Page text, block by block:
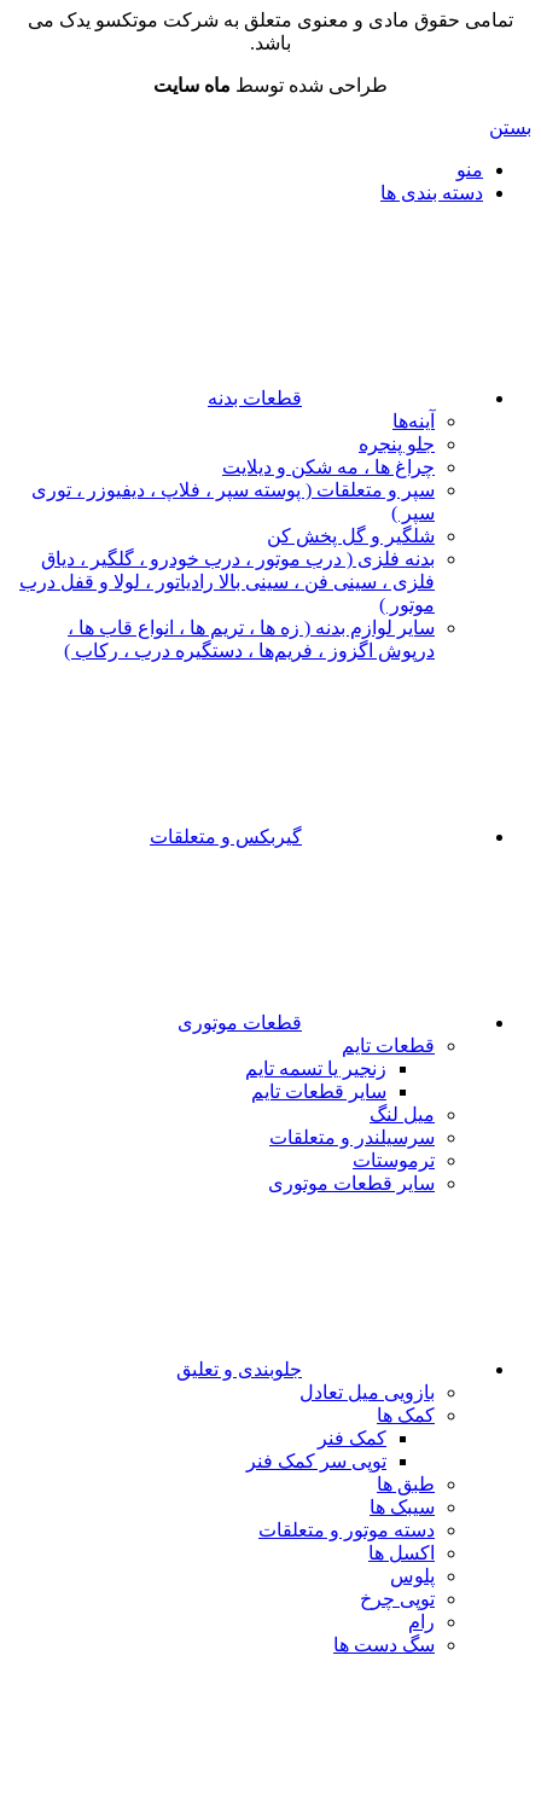
تمامی حقوق مادی و معنوی متعلق به شرکت موتکسو یدک می
باشد.
طراحی شده توسط ماه سایت
بستن
منو
دسته بندی ها
قطعات بدنه
آینه‌ها
جلو پنجره
چراغ‌ ها ، مه‌ شکن و دیلایت
سپر و متعلقات ( پوسته سپر ، فلاپ ، دیفیوزر ، توری
سپر )
شلگیر و گل‌ پخش‌ کن
بدنه فلزی ( درب موتور ، درب خودرو ، گلگیر ، دیاق
فلزی ، سینی فن ، سینی بالا رادیاتور ، لولا و قفل درب
موتور )
سایر لوازم بدنه ( زه ها ، تریم ها ، انواع قاب ها ،
درپوش اگزوز ، فریم‌ها ، دستگیره درب ، رکاب )
گیربکس و متعلقات
قطعات موتوری
قطعات تایم
زنجیر یا تسمه تایم
سایر قطعات تایم
میل لنگ
سرسیلندر و متعلقات
ترموستات
سایر قطعات موتوری
جلوبندی و تعلیق
بازویی میل تعادل
کمک ها
کمک فنر
توپی سر کمک فنر
طبق ها
سیبک ها
دسته موتور و متعلقات
اکسل ها
پلوس
توپی چرخ
رام
سگ دست ها